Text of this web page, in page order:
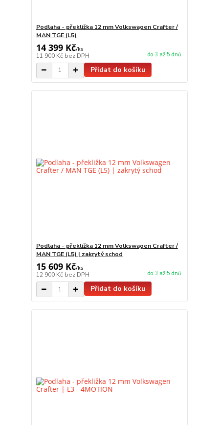
Podlaha - překližka 12 mm Volkswagen Crafter /
MAN TGE (L5)
14 399 Kč/ks
11 900 Kč bez DPH do 3 až 5 dnů
Přidat do košíku
Podlaha - překližka 12 mm Volkswagen Crafter /
MAN TGE (L5) | zakrytý schod
15 609 Kč/ks
12 900 Kč bez DPH do 3 až 5 dnů
Přidat do košíku